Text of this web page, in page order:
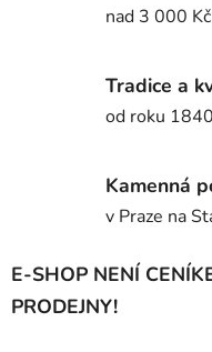
nad 3 000 Kč
Tradice a
od roku 1840
Kamenná
v Praze na
E-SHOP NENÍ
PRODEJNY!